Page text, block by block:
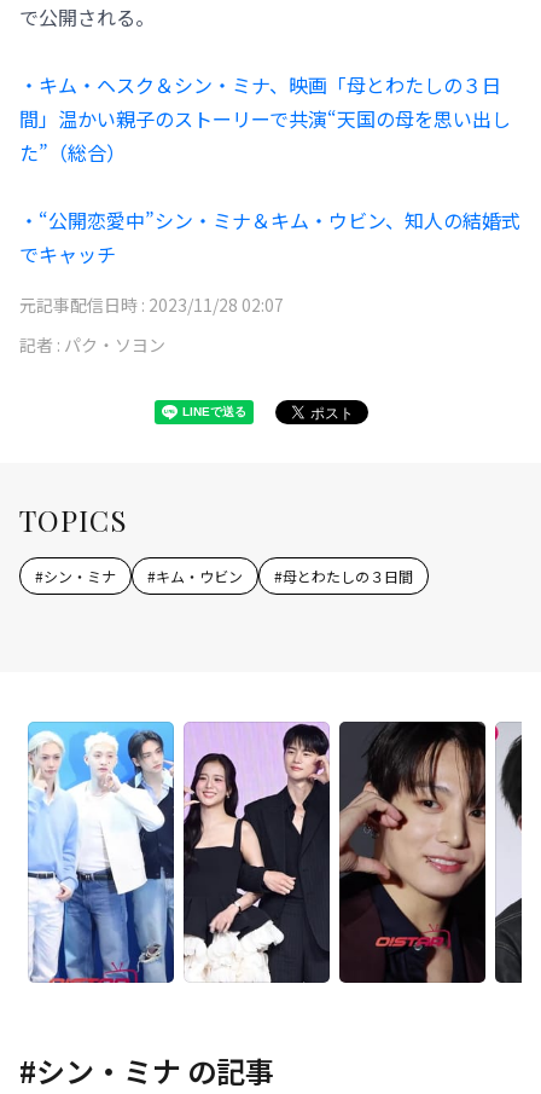
で公開される。
・キム・ヘスク＆シン・ミナ、映画「母とわたしの３日
間」温かい親子のストーリーで共演“天国の母を思い出し
た”（総合）
・“公開恋愛中”シン・ミナ＆キム・ウビン、知人の結婚式
でキャッチ
元記事配信日時 : 2023/11/28 02:07
記者 : パク・ソヨン
TOPICS
#シン・ミナ #キム・ウビン #母とわたしの３日間
#シン・ミナ の記事